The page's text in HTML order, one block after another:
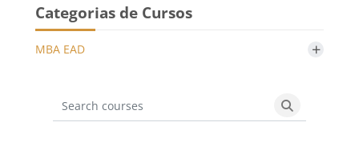
Categorias de Cursos
MBA EAD +
Search courses
Search